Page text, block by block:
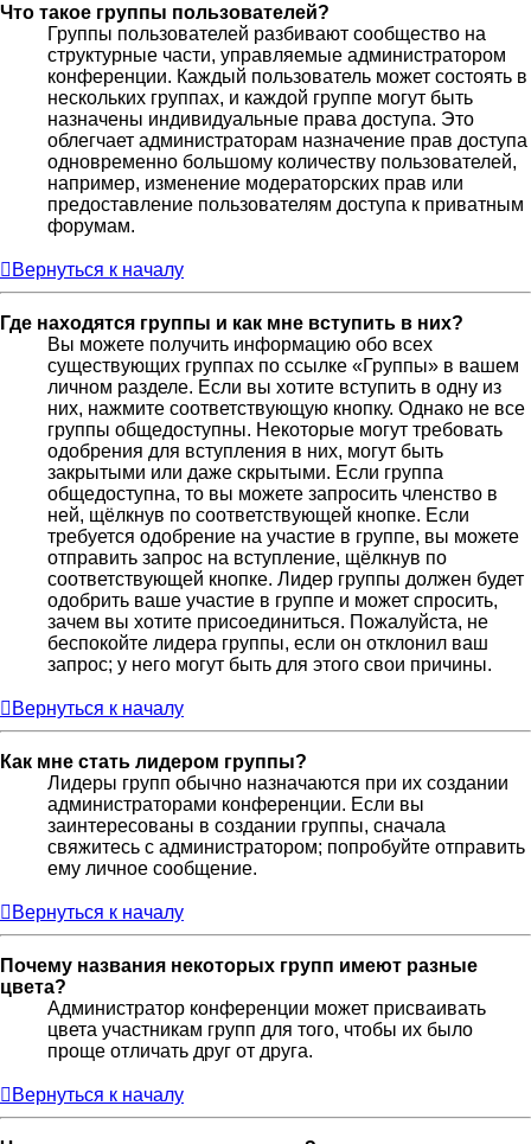
Что такое группы пользователей?
Группы пользователей разбивают сообщество на
структурные части, управляемые администратором
конференции. Каждый пользователь может состоять в
нескольких группах, и каждой группе могут быть
назначены индивидуальные права доступа. Это
облегчает администраторам назначение прав доступа
одновременно большому количеству пользователей,
например, изменение модераторских прав или
предоставление пользователям доступа к приватным
форумам.
Вернуться к началу
Где находятся группы и как мне вступить в них?
Вы можете получить информацию обо всех
существующих группах по ссылке «Группы» в вашем
личном разделе. Если вы хотите вступить в одну из
них, нажмите соответствующую кнопку. Однако не все
группы общедоступны. Некоторые могут требовать
одобрения для вступления в них, могут быть
закрытыми или даже скрытыми. Если группа
общедоступна, то вы можете запросить членство в
ней, щёлкнув по соответствующей кнопке. Если
требуется одобрение на участие в группе, вы можете
отправить запрос на вступление, щёлкнув по
соответствующей кнопке. Лидер группы должен будет
одобрить ваше участие в группе и может спросить,
зачем вы хотите присоединиться. Пожалуйста, не
беспокойте лидера группы, если он отклонил ваш
запрос; у него могут быть для этого свои причины.
Вернуться к началу
Как мне стать лидером группы?
Лидеры групп обычно назначаются при их создании
администраторами конференции. Если вы
заинтересованы в создании группы, сначала
свяжитесь с администратором; попробуйте отправить
ему личное сообщение.
Вернуться к началу
Почему названия некоторых групп имеют разные
цвета?
Администратор конференции может присваивать
цвета участникам групп для того, чтобы их было
проще отличать друг от друга.
Вернуться к началу